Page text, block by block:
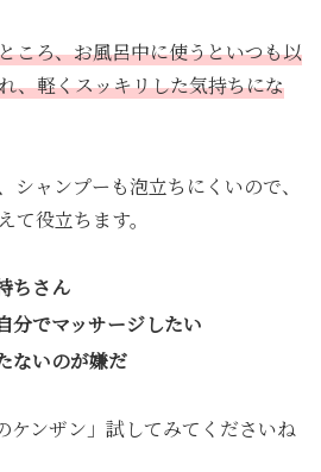
ころ、お風呂中に使うといつも以
、軽くスッキリした気持ちにな
シャンプーも泡立ちにくいので、
て役立ちます。
ちさん
分でマッサージしたい
ないのが嫌だ
ケンザン」試してみてくださいね